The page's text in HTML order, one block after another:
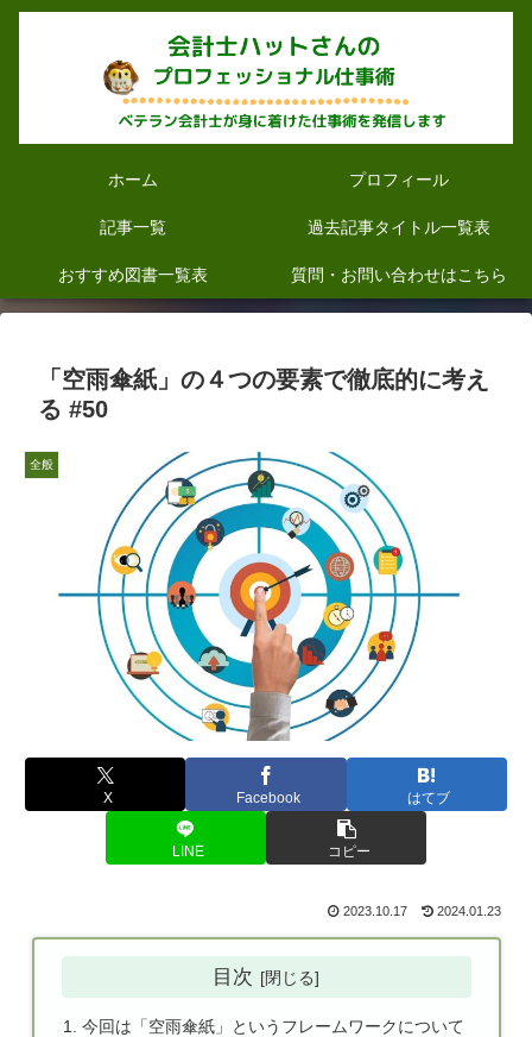
ホーム プロフィール
記事一覧 過去記事タイトル一覧表
おすすめ図書一覧表 質問・お問い合わせはこちら
「空雨傘紙」の４つの要素で徹底的に考え
る #50
全般
X Facebook はてブ
LINE コピー
2023.10.17 2024.01.23
目次
今回は「空雨傘紙」というフレームワークについて